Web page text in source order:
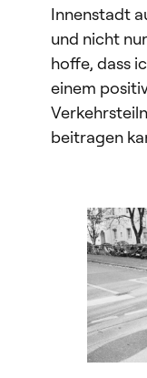
Innenstadt
und nicht
hoffe, dass
einem
beitragen